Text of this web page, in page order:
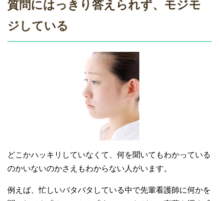
質問にはっきり答えられず、モジモ
ジしている
どこかハッキリしていなくて、何を聞いてもわかっている
のかいないのかさえもわからない人がいます。
例えば、忙しいバタバタしている中で先輩看護師に何かを